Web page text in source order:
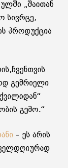
„შაითან
სივრცე,
პროდუქცია
გემრიელი
გემო.“
– ეს არის